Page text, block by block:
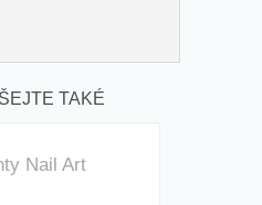
TAKÉ
Nail Art